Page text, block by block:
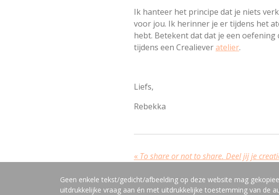
Ik hanteer het principe dat je niets
voor jou. Ik herinner je er tijdens het
hebt. Betekent dat dat je een
tijdens een Crealieveratelier.
Liefs,
Rebekka
« To share or not to share. Deel jij je
Geen enkele tekst/gedicht/afbeelding op deze website mag
uitdrukkelijke vraag aan én met uitdrukkelijke toestemming van de